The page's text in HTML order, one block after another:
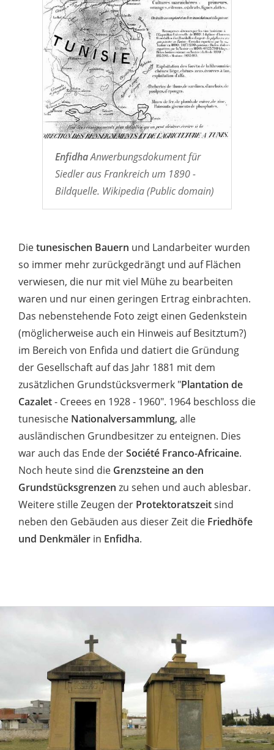
EnfidhaAnwerbungsdokument für
Siedler aus Frankreich um 1890 -
Bildquelle. Wikipedia (Public domain)
Dietunesischen Bauern und Landarbeiter wurden
so immer mehr zurückgedrängt und auf Flächen
verwiesen, die nur mit viel Mühe zu bearbeiten
waren und nur einen geringen Ertrag einbrachten.
Das nebenstehende Foto zeigt einen Gedenkstein
(möglicherweise auch ein Hinweis auf Besitztum?)
im Bereich von Enfida und datiert die Gründung
der Gesellschaft auf das Jahr 1881 mit dem
zusätzlichen Grundstücksvermerk "Plantation de
Cazalet- Creees en 1928 - 1960". 1964 beschloss die
tunesische Nationalversammlung, alle
ausländischen Grundbesitzer zu enteignen. Dies
war auch das Ende derSociété Franco-Africaine.
Noch heute sind die Grenzsteine an den
Grundstücksgrenzen zu sehen und auch ablesbar.
Weitere stille Zeugen der Protektoratszeitsind
neben den Gebäuden aus dieser Zeit die Friedhöfe
und Denkmäler in Enfidha.